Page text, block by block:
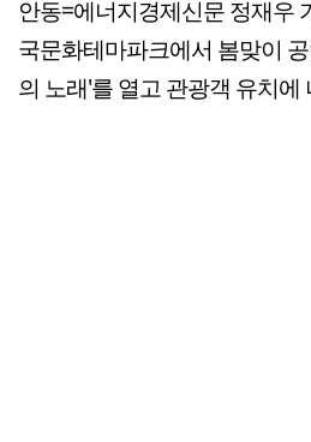
안동=에너지경제신문 정재우
국문화테마파크에서 봄맞이
의 노래'를 열고 관광객 유치에